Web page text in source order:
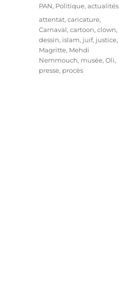
Catégories
PAN, Politique, actualités
Étiquettes
attentat,caricature,
Carnaval,cartoon,clown,
dessin, islam, juif, justice,
Magritte, Mehdi
Nemmouch, musée,Oli,
presse, procès